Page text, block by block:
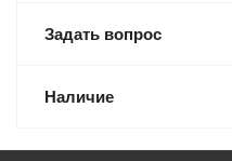
Задать вопрос
Наличие